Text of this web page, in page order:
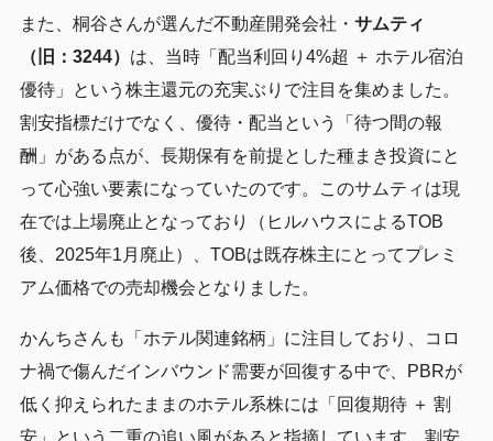
また、桐谷さんが選んだ不動産開発会社・ サムティ
（旧：3244） は、当時「配当利回り4%超 ＋ ホテル宿泊
優待」という株主還元の充実ぶりで注目を集めました。
割安指標だけでなく、優待・配当という「待つ間の報
酬」がある点が、長期保有を前提とした種まき投資にと
って心強い要素になっていたのです。このサムティは現
在では上場廃止となっており（ヒルハウスによるTOB
後、2025年1月廃止）、TOBは既存株主にとってプレミ
アム価格での売却機会となりました。
かんちさんも「ホテル関連銘柄」に注目しており、コロ
ナ禍で傷んだインバウンド需要が回復する中で、PBRが
低く抑えられたままのホテル系株には「回復期待 ＋ 割